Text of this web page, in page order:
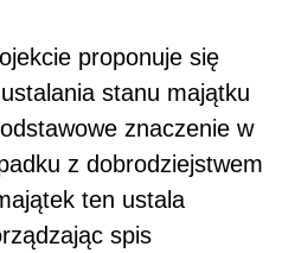
proponuje się
stanu majątku
znaczenie w
z dobrodziejstwem
ten ustala
spis